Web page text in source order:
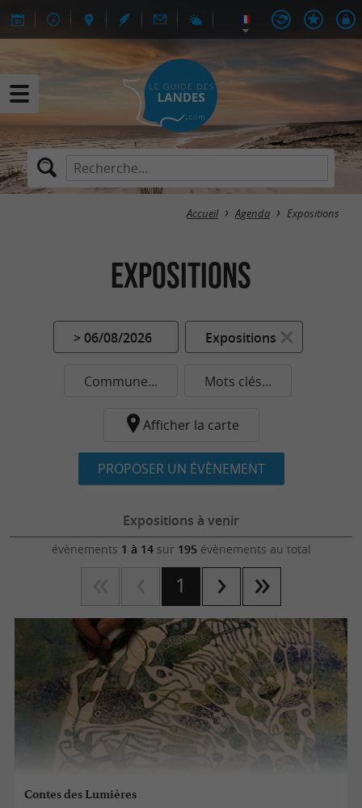
Accueil Agenda Expositions
Expositions
> 06/08/2026 Expositions
Commune... Mots clés...
Afficher la carte
PROPOSER UN ÉVÈNEMENT
Expositions à venir
évènements 1 à 14sur 195 évènements au total
1
Contes des Lumières